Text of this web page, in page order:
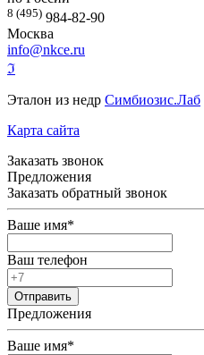
8 (495) 984-82-90
Москва
info@nkce.ru
ℑ
Эталон из недр Симбиозис.Лаб
Карта сайта
Заказать звонок
Предложения
Заказать обратный звонок
Ваше имя*
Ваш телефон
Предложения
Ваше имя*